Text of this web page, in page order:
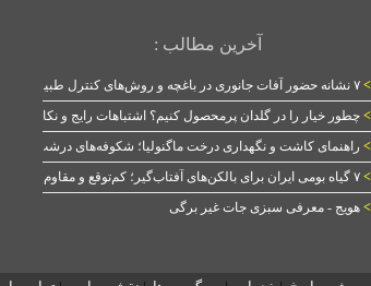
آخرین مطالب :
> ۷ نشانه حضور آفات جانوری در باغچه و روش‌های کنترل طبیعی
> چطور خیار را در گلدان پرمحصول کنیم؟ اشتباهات رایج و نکات طلایی
> راهنمای کاشت و نگهداری درخت ماگنولیا؛ شکوفه‌های درشت در بهار
> ۷ گیاه بومی ایران برای بالکن‌های آفتاب‌گیر؛ کم‌توقع و مقاوم
> هویج - معرفی سبزی جات غیر برگی